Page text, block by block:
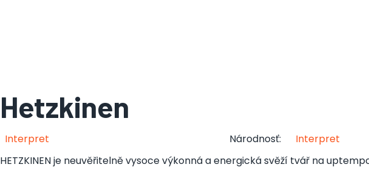
Hetzkinen
Interpret Národnosť:
Interpret
HETZKINEN je neuvěřitelně vysoce výkonná a energická svěží tvář na